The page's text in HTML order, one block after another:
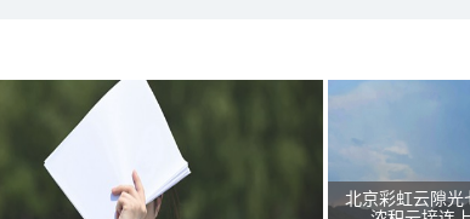
北京彩虹云隙光